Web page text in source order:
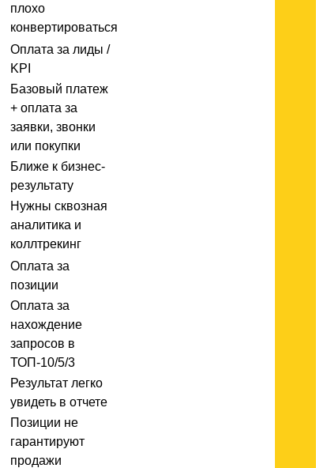
плохо
конвертироваться
Оплата за лиды /
KPI
Базовый платеж
+ оплата за
заявки, звонки
или покупки
Ближе к бизнес-
результату
Нужны сквозная
аналитика и
коллтрекинг
Оплата за
позиции
Оплата за
нахождение
запросов в
ТОП-10/5/3
Результат легко
увидеть в отчете
Позиции не
гарантируют
продажи